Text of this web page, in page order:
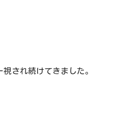
され続けてきました。